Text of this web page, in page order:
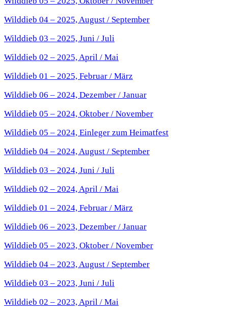
Wilddieb 04 – 2025, August / September
Wilddieb 03 – 2025, Juni / Juli
Wilddieb 02 – 2025, April / Mai
Wilddieb 01 – 2025, Februar / März
Wilddieb 06 – 2024, Dezember / Januar
Wilddieb 05 – 2024, Oktober / November
Wilddieb 05 – 2024, Einleger zum Heimatfest
Wilddieb 04 – 2024, August / September
Wilddieb 03 – 2024, Juni / Juli
Wilddieb 02 – 2024, April / Mai
Wilddieb 01 – 2024, Februar / März
Wilddieb 06 – 2023, Dezember / Januar
Wilddieb 05 – 2023, Oktober / November
Wilddieb 04 – 2023, August / September
Wilddieb 03 – 2023, Juni / Juli
Wilddieb 02 – 2023, April / Mai